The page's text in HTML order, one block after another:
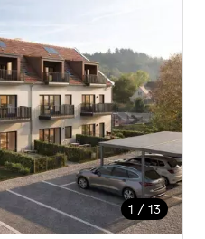
1 / 13